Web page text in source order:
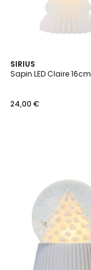
SIRIUS
Sapin LED Claire 16cm
24,00 €